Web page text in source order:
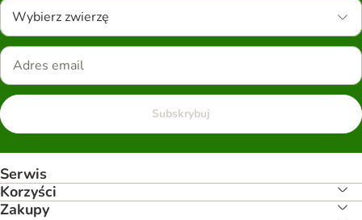
Wybierz zwierzę
Subskrybuj
Serwis
Korzyści
Zakupy